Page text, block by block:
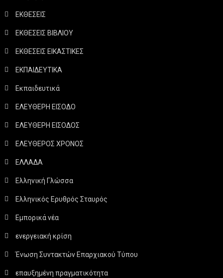
ΕΚΘΕΣΕΙΣ
ΕΚΘΕΣΕΙΣ ΒΙΒΛΙΟΥ
ΕΚΘΕΣΕΙΣ ΕΙΚΑΣΤΙΚΕΣ
ΕΚΠΑΙΔΕΥΤΙΚΑ
Εκπαιδευτικά
ΕΛΕΥΘΕΡΗ ΕΙΣΟΔΟ
ΕΛΕΥΘΕΡΗ ΕΙΣΟΔΟΣ
ΕΛΕΥΘΕΡΟΣ ΧΡΟΝΟΣ
ΕΛΛΑΔΑ
Ελληνική Γλώσσα
Ελληνικός Ερυθρός Σταυρός
Εμπορικά νέα
ενεργειακή κρίση
Ένωση Συντακτών Επαρχιακού Τύπου
επαυξημένη πραγματικότητα